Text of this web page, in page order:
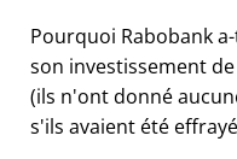
Pourquoi Rabobank
son investissement
(ils n'ont donné
s'ils avaient été